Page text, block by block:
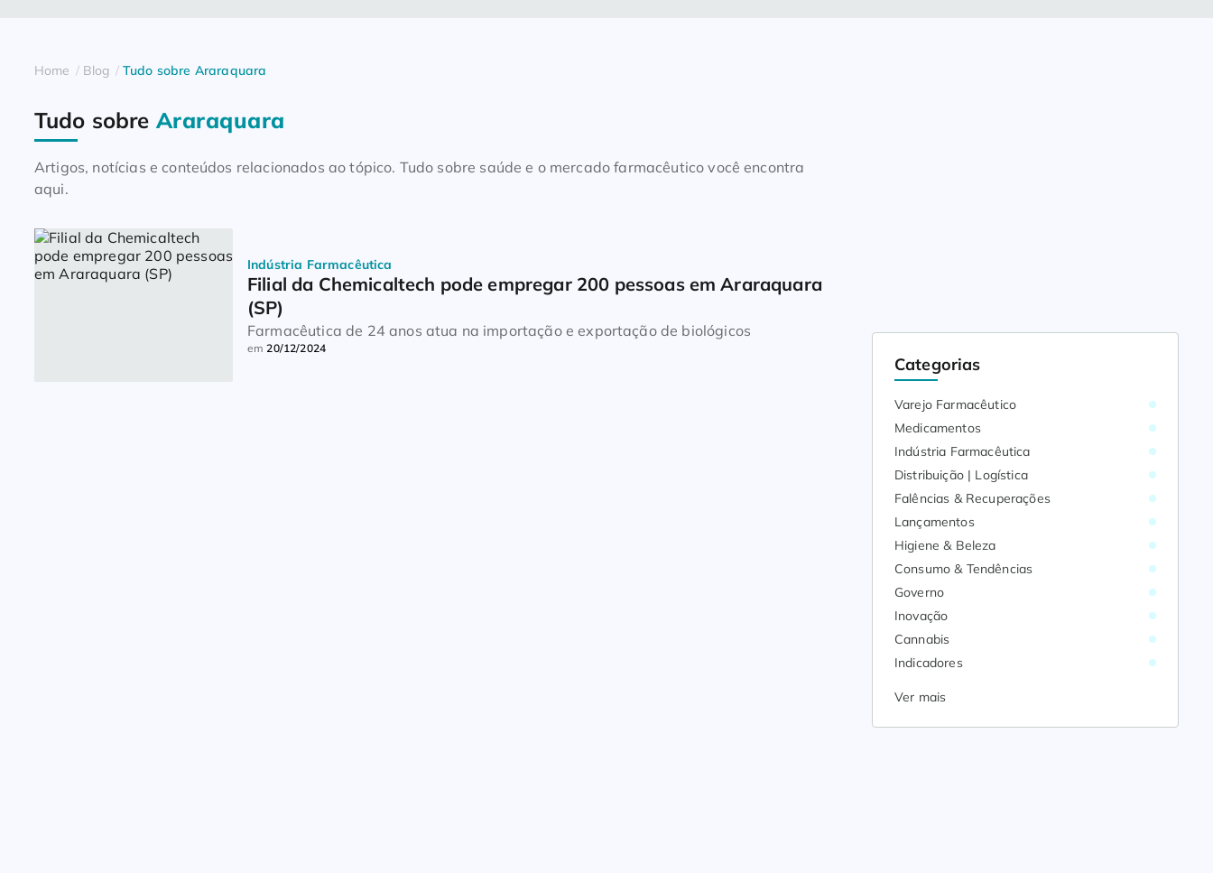
Home Blog Tudo sobre Araraquara
Tudo sobre Araraquara
Artigos, notícias e conteúdos relacionados ao tópico. Tudo sobre saúde e o mercado farmacêutico você encontra
aqui.
Indústria Farmacêutica
Filial da Chemicaltech pode empregar 200 pessoas em Araraquara
(SP)
Farmacêutica de 24 anos atua na importação e exportação de biológicos
em20/12/2024
Categorias
Varejo Farmacêutico
Medicamentos
Indústria Farmacêutica
Distribuição | Logística
Falências & Recuperações
Lançamentos
Higiene & Beleza
Consumo & Tendências
Governo
Inovação
Cannabis
Indicadores
Ver mais